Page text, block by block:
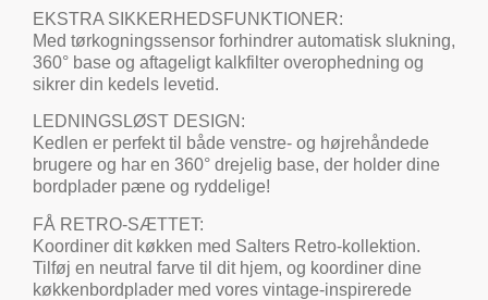
EKSTRA SIKKERHEDSFUNKTIONER:
Med tørkogningssensor forhindrer automatisk slukning,
360° base og aftageligt kalkfilter overophedning og
sikrer din kedels levetid.
LEDNINGSLØST DESIGN:
Kedlen er perfekt til både venstre- og højrehåndede
brugere og har en 360° drejelig base, der holder dine
bordplader pæne og ryddelige!
FÅ RETRO-SÆTTET:
Koordiner dit køkken med Salters Retro-kollektion.
Tilføj en neutral farve til dit hjem, og koordiner dine
køkkenbordplader med vores vintage-inspirerede